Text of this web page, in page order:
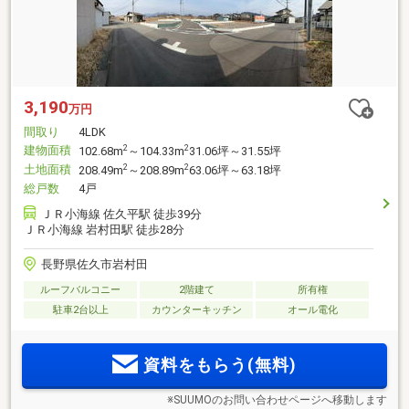
3,190万円
間取り
4LDK
建物面積 102.68m2 ～104.33m2 31.06坪～31.55坪
土地面積 208.49m2 ～208.89m263.06坪～63.18坪
総戸数
4戸
ＪＲ小海線 佐久平駅 徒歩39分
ＪＲ小海線 岩村田駅 徒歩28分
長野県佐久市岩村田
ルーフバルコニー 2階建て
所有権
駐車2台以上
カウンターキッチン オール電化
資料をもらう(無料)
※SUUMOのお問い合わせページへ移動します